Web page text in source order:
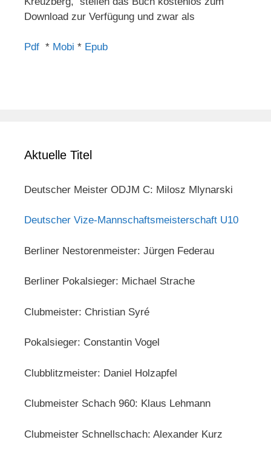
Download zur Verfügung und zwar als
Pdf * Mobi * Epub
Aktuelle Titel
Deutscher Meister ODJM C: Milosz Mlynarski
Deutscher Vize-Mannschaftsmeisterschaft U10
Berliner Nestorenmeister: Jürgen Federau
Berliner Pokalsieger: Michael Strache
Clubmeister: Christian Syré
Pokalsieger: Constantin Vogel
Clubblitzmeister: Daniel Holzapfel
Clubmeister Schach 960: Klaus Lehmann
Clubmeister Schnellschach: Alexander Kurz